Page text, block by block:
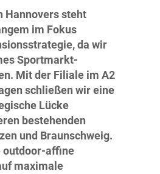
Hannovers steht
im Fokus
da wir
Sportmarkt-
Mit der Filiale im A2
schließen wir eine
Lücke
bestehenden
und Braunschweig.
affine
maximale